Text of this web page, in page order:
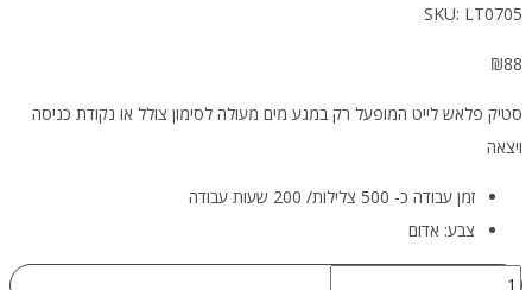
SKU: LT0705
₪88
סטיק פלאש לייט המופעל רק במגע מים מעולה לסימון צולל או נקודת כניסה
ויצאה
זמן עבודה כ- 500 צלילות/ 200 שעות עבודה
צבע: אדום
כמות